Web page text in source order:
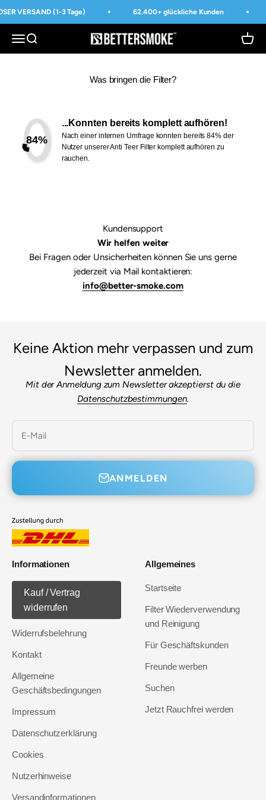
Zum Inhalt springen
VERSAND (1-3 Tage) 62.400+ glückliche Kunden
Navigationsmenü öffnen
Suche öffnen BetterSmoke™
Was bringen die Filter?
84%
...Konnten bereits komplett aufhören!
Nach einer internen Umfrage konnten bereits 84% der
Nutzer unserer Anti Teer Filter komplett aufhören zu
rauchen.
Kundensupport
Wir helfen weiter
Bei Fragen oder Unsicherheiten können Sie uns gerne
jederzeit via Mail kontaktieren:
info@better-smoke.com
Keine Aktion mehr verpassen und zum
Newsletter anmelden.
Mit der Anmeldung zum Newsletter akzeptierst du die
Datenschutzbestimmungen.
E-Mail
ANMELDEN
Informationen
Kauf / Vertrag
widerrufen
Widerrufsbelehrung
Kontakt
Allgemeine
Geschäftsbedingungen
Impressum
Datenschutzerklärung
Cookies
Nutzerhinweise
Versandinformationen
Allgemeines
Startseite
Filter Wiederverwendung
und Reinigung
Für Geschäftskunden
Freunde werben
Suchen
Jetzt Rauchfrei werden